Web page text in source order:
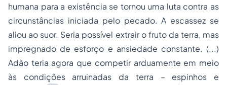
humana para a existência se tornou uma luta contra as
circunstâncias iniciada pelo pecado. A escassez se
aliou ao suor. Seria possível extrair o fruto da terra, mas
impregnado de esforço e ansiedade constante. (...)
Adão teria agora que competir arduamente em meio
às condições arruinadas da terra – espinhos e